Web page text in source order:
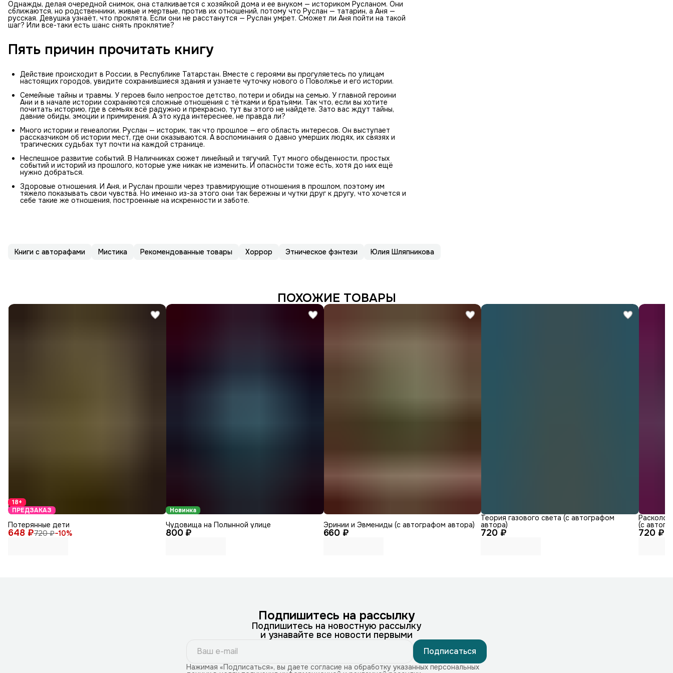
Однажды, делая очередной снимок, она сталкивается с хозяйкой дома и ее внуком — историком Русланом. Они
сближаются, но родственники, живые и мертвые, против их отношений, потому что Руслан — татарин, а Аня —
русская. Девушка узнаёт, что проклята. Если они не расстанутся — Руслан умрет. Сможет ли Аня пойти на такой
шаг? Или все-таки есть шанс снять проклятие?
Пять причин прочитать книгу
Действие происходит в России, в Республике Татарстан. Вместе с героями вы прогуляетесь по улицам
настоящих городов, увидите сохранившиеся здания и узнаете чуточку нового о Поволжье и его истории.
Семейные тайны и травмы. У героев было непростое детство, потери и обиды на семью. У главной героини
Ани и в начале истории сохраняются сложные отношения с тётками и братьями. Так что, если вы хотите
почитать историю, где в семьях всё радужно и прекрасно, тут вы этого не найдете. Зато вас ждут тайны,
давние обиды, эмоции и примирения. А это куда интереснее, не правда ли?
Много истории и генеалогии. Руслан — историк, так что прошлое — его область интересов. Он выступает
рассказчиком об истории мест, где они оказываются. А воспоминания о давно умерших людях, их связях и
трагических судьбах тут почти на каждой странице.
Неспешное развитие событий. В Наличниках сюжет линейный и тягучий. Тут много обыденности, простых
событий и историй из прошлого, которые уже никак не изменить. И опасности тоже есть, хотя до них ещё
нужно добраться.
Здоровые отношения. И Аня, и Руслан прошли через травмирующие отношения в прошлом, поэтому им
тяжело показывать свои чувства. Но именно из-за этого они так бережны и чутки друг к другу, что хочется и
себе такие же отношения, построенные на искренности и заботе.
Книги с авторафами Мистика Рекомендованные товары Хоррор Этническое фэнтези Юлия Шляпникова
ПОХОЖИЕ ТОВАРЫ
18+
ПРЕДЗАКАЗ
648 ₽720 ₽−10%
Потерянные дети
Новинка
800 ₽
Чудовища на Полынной улице
660 ₽
Эринии и Эвмениды (с автографом автора)
720 ₽
Теория газового света (с автографом
автора)
720 ₽
(с
Подпишитесь на рассылку
Подпишитесь на новостную рассылку
и узнавайте все новости первыми
Подписаться
Нажимая «Подписаться», вы даете согласие на обработку указанных персональных